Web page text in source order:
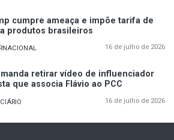
cumpre ameaça e impõe tarifa de
a produtos brasileiros
16 de julho de 2026
manda retirar vídeo de influenciador
que associa Flávio ao PCC
16 de julho de 2026